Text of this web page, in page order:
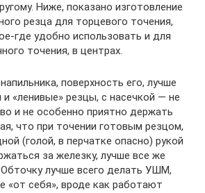
Ниже, показано изготовление
резца для торцевого точения,
где удобно использовать и для
точения, в центрах.
поверхность его, лучше
«ленивые» резцы, с насечкой — не
и не особенно приятно держать
что при точении готовым резцом,
(голой, в перчатке опасно) рукой
за железку, лучше все же
Обточку лучше всего делать УШМ,
«от себя», вроде как работают